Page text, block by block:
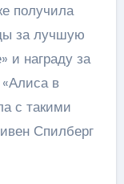
получила
за лучшую
и награду за
в
с такими
Спилберг